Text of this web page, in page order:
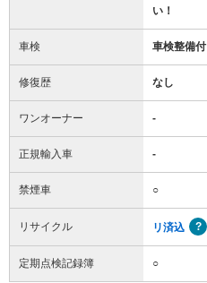
い！
車検 車検整備付
修復歴 なし
ワンオーナー -
正規輸入車 -
禁煙車 ○
リサイクル リ済込
定期点検記録簿 ○